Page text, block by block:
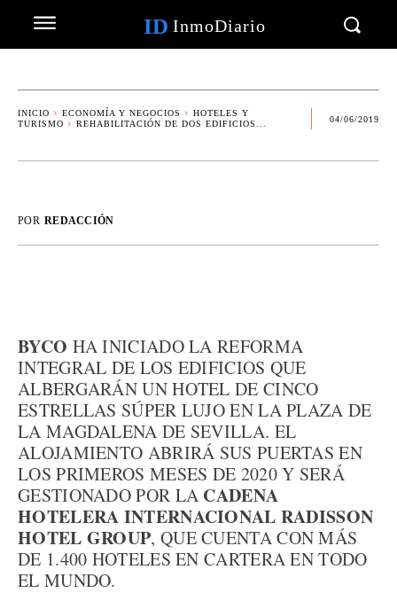
ID InmoDiario
INICIO ECONOMÍA Y NEGOCIOS
HOTELES Y
TURISMO
REHABILITACIÓN DE DOS EDIFICIOS...
04/06/2019
POR REDACCIÓN
BYCO HA INICIADO LA REFORMA
INTEGRAL DE LOS EDIFICIOS QUE
ALBERGARÁN UN HOTEL DE CINCO
ESTRELLAS SÚPER LUJO EN LA PLAZA DE
LA MAGDALENA DE SEVILLA. EL
ALOJAMIENTO ABRIRÁ SUS PUERTAS EN
LOS PRIMEROS MESES DE 2020 Y SERÁ
GESTIONADO POR LA CADENA
HOTELERA INTERNACIONAL RADISSON
HOTEL GROUP, QUE CUENTA CON MÁS
DE 1.400 HOTELES EN CARTERA EN TODO
EL MUNDO.